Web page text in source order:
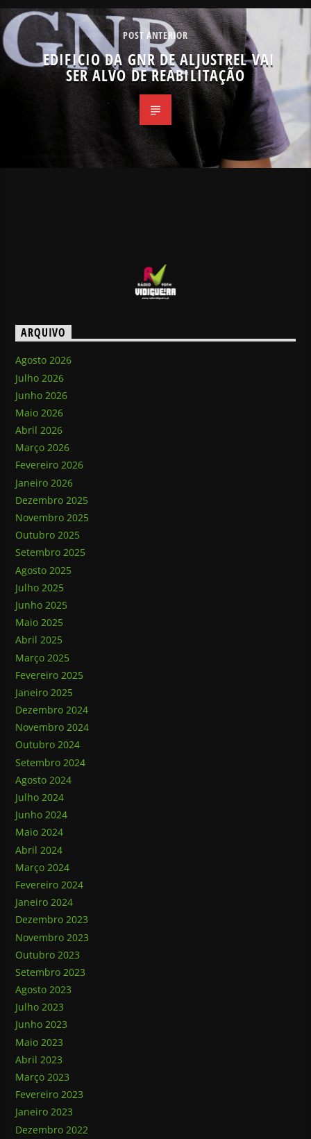
POST ANTERIOR
EDIFICIO DA GNR DE ALJUSTREL VAI
SER ALVO DE REABILITAÇÃO
ARQUIVO
Agosto 2026
Julho 2026
Junho 2026
Maio 2026
Abril 2026
Março 2026
Fevereiro 2026
Janeiro 2026
Dezembro 2025
Novembro 2025
Outubro 2025
Setembro 2025
Agosto 2025
Julho 2025
Junho 2025
Maio 2025
Abril 2025
Março 2025
Fevereiro 2025
Janeiro 2025
Dezembro 2024
Novembro 2024
Outubro 2024
Setembro 2024
Agosto 2024
Julho 2024
Junho 2024
Maio 2024
Abril 2024
Março 2024
Fevereiro 2024
Janeiro 2024
Dezembro 2023
Novembro 2023
Outubro 2023
Setembro 2023
Agosto 2023
Julho 2023
Junho 2023
Maio 2023
Abril 2023
Março 2023
Fevereiro 2023
Janeiro 2023
Dezembro 2022